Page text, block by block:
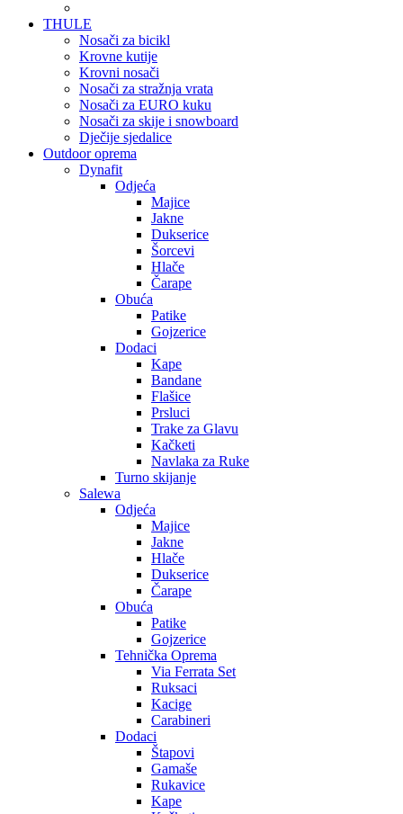
THULE
Nosači za bicikl
Krovne kutije
Krovni nosači
Nosači za stražnja vrata
Nosači za EURO kuku
Nosači za skije i snowboard
Dječije sjedalice
Outdoor oprema
Dynafit
Odjeća
Majice
Jakne
Dukserice
Šorcevi
Hlače
Čarape
Obuća
Patike
Gojzerice
Dodaci
Kape
Bandane
Flašice
Prsluci
Trake za Glavu
Kačketi
Navlaka za Ruke
Turno skijanje
Salewa
Odjeća
Majice
Jakne
Hlače
Dukserice
Čarape
Obuća
Patike
Gojzerice
Tehnička Oprema
Via Ferrata Set
Ruksaci
Kacige
Carabineri
Dodaci
Štapovi
Gamaše
Rukavice
Kape